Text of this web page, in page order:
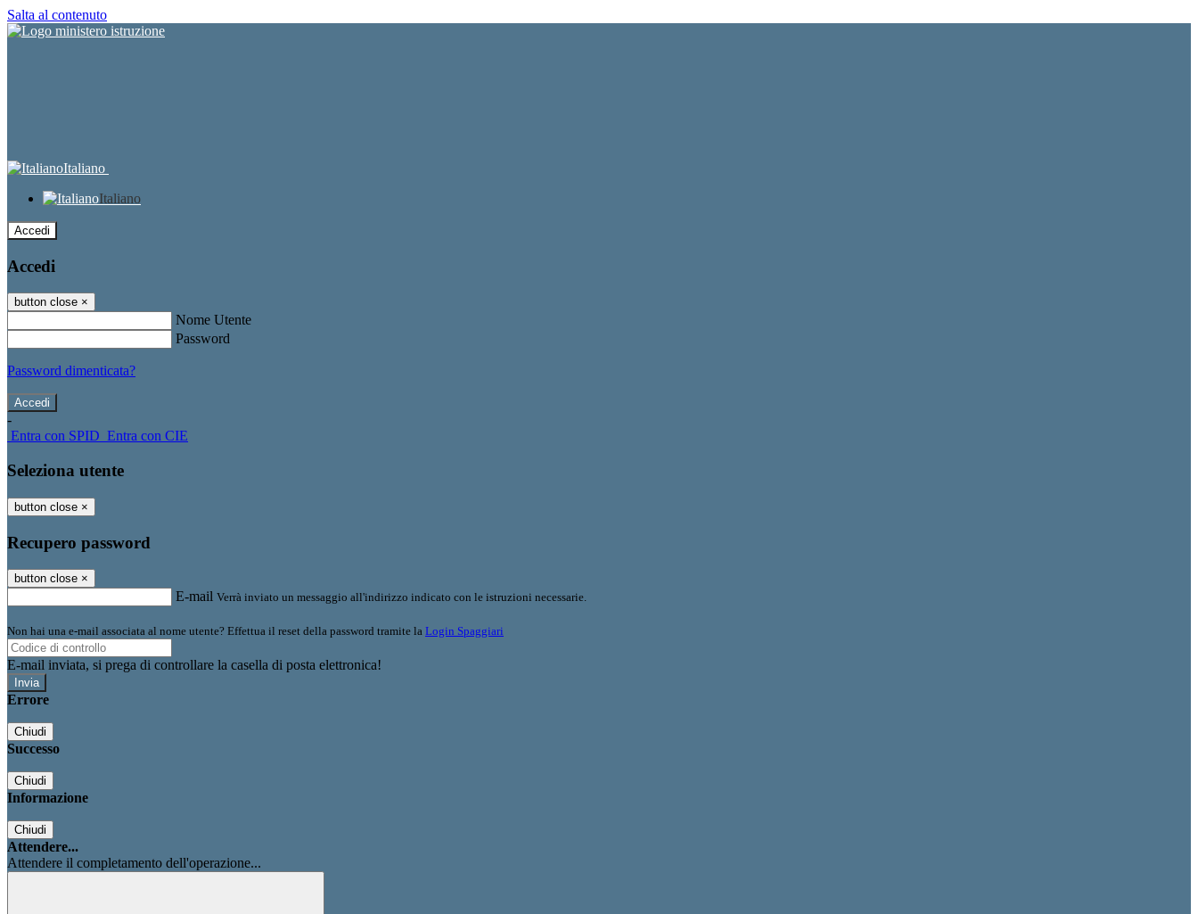
Salta al contenuto
Italiano
Italiano
Accedi
Accedi
button close ×
Nome Utente
Password
Password dimenticata?
-
Entra con SPID Entra con CIE
Seleziona utente
button close ×
Recupero password
button close ×
E-mail Verrà inviato un messaggio all'indirizzo indicato con le istruzioni necessarie.
Non hai una e-mail associata al nome utente? Effettua il reset della password tramite la Login Spaggiari
E-mail inviata, si prega di controllare la casella di posta elettronica!
Errore
Chiudi
Successo
Chiudi
Informazione
Chiudi
Attendere...
Attendere il completamento dell'operazione...